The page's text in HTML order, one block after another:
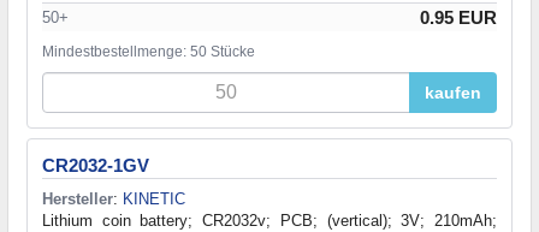
50+ 0.95 EUR
Mindestbestellmenge: 50 Stücke
kaufen
CR2032-1GV
Hersteller: KINETIC
Lithium coin battery; CR2032v; PCB; (vertical); 3V; 210mAh;